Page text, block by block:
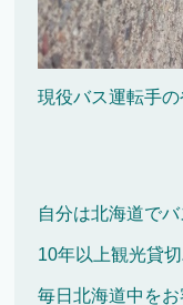
現役バス運転手の
自分は北海道でバ
10年以上観光貸
毎日北海道中を